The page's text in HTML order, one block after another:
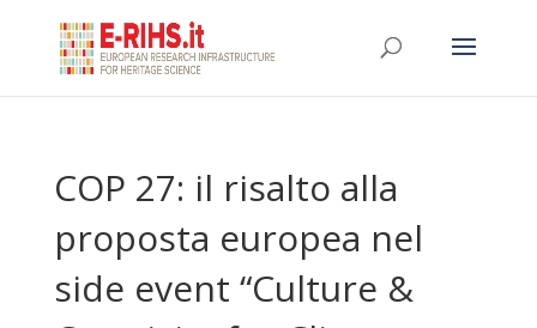
COP 27: il risalto alla
proposta europea nel
side event “Culture &